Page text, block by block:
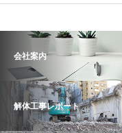
会社案内
解体工事レポート